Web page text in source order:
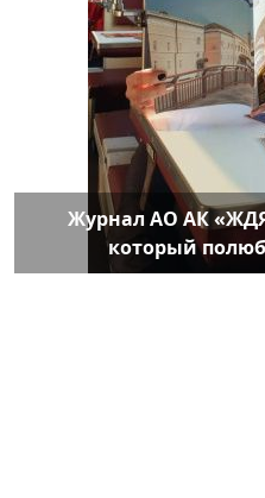
Журнал АО АК
который